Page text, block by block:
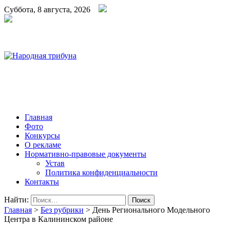
Суббота, 8 августа, 2026
Главная
Фото
Конкурсы
О рекламе
Нормативно-правовые документы
Устав
Политика конфиденциальности
Контакты
Найти:
Главная > Без рубрики > День Регионального Модельного
Центра в Калининском районе